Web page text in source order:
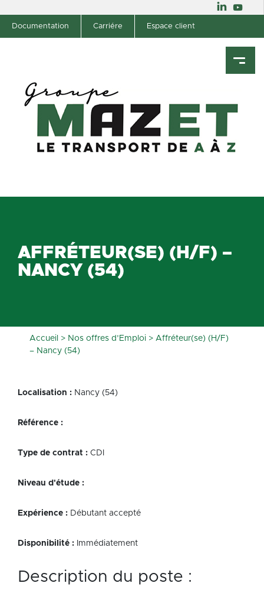
Documentation Carriére Espace client
AFFRÉTEUR(SE) (H/F) –
NANCY (54)
Accueil > Nos offres d’Emploi > Affréteur(se) (H/F)
– Nancy (54)
Localisation : Nancy (54)
Référence :
Type de contrat : CDI
Niveau d'étude :
Expérience : Débutant accepté
Disponibilité : Immédiatement
Description du poste :